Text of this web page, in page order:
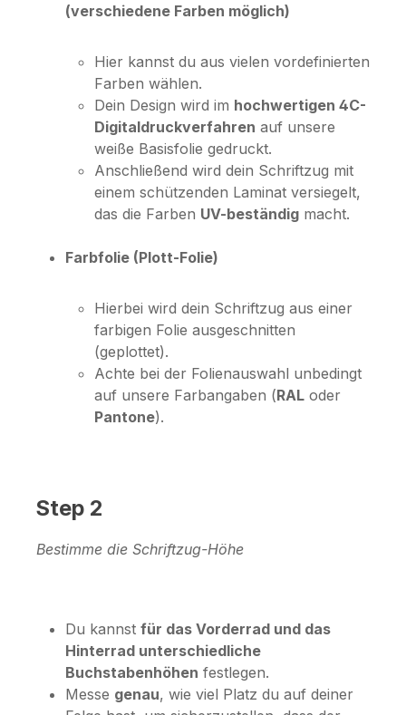
(verschiedene Farben möglich)
Hier kannst du aus vielen vordefinierten
Farben wählen.
Dein Design wird im hochwertigen 4C-
Digitaldruckverfahren auf unsere
weiße Basisfolie gedruckt.
Anschließend wird dein Schriftzug mit
einem schützenden Laminat versiegelt,
das die Farben UV-beständig macht.
Farbfolie (Plott-Folie)
Hierbei wird dein Schriftzug aus einer
farbigen Folie ausgeschnitten
(geplottet).
Achte bei der Folienauswahl unbedingt
auf unsere Farbangaben (RAL oder
Pantone).
Step 2
Bestimme die Schriftzug-Höhe
Du kannst für das Vorderrad und das
Hinterrad unterschiedliche
Buchstabenhöhen festlegen.
Messe genau, wie viel Platz du auf deiner